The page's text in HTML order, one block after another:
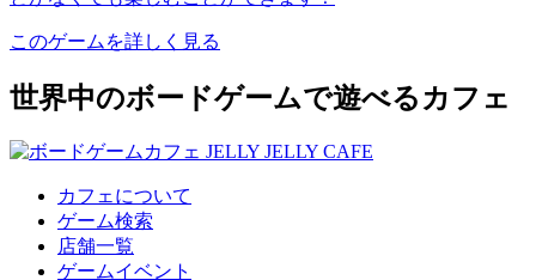
このゲームを詳しく見る
世界中のボードゲームで遊べるカフェ
カフェについて
ゲーム検索
店舗一覧
ゲームイベント